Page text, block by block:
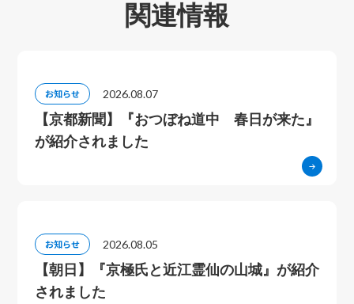
関連情報
お知らせ 2026.08.07
【京都新聞】『おつぼね道中 春日が来た』
が紹介されました
お知らせ 2026.08.05
【朝日】『京極氏と近江霊仙の山城』が紹介
されました